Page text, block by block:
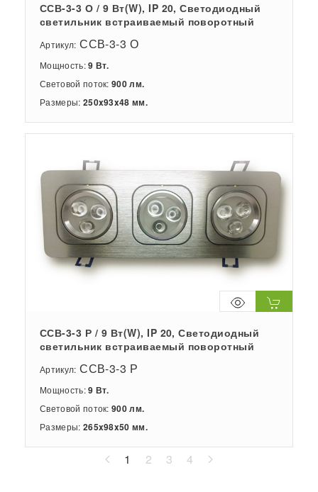
ССВ-3-3 О / 9 Вт(W), IP 20, Светодиодный
светильник встраиваемый поворотный
Артикул: ССВ-3-3 О
Мощность:9 Вт.
Световой поток:900 лм.
Размеры: 250x93x48 мм.
ССВ-3-3 Р / 9 Вт(W), IP 20, Светодиодный
светильник встраиваемый поворотный
Артикул: ССВ-3-3 Р
Мощность:9 Вт.
Световой поток:900 лм.
Размеры: 265x98x50 мм.
1 2 3 4